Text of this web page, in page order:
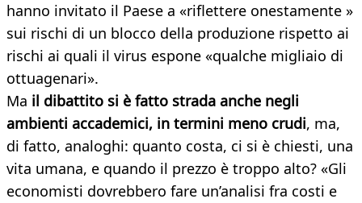
hanno invitato il Paese a «riflettere onestamente »
sui rischi di un blocco della produzione rispetto ai
rischi ai quali il virus espone «qualche migliaio di
ottuagenari».
Ma il dibattito si è fatto strada anche negli
ambienti accademici, in termini meno crudi, ma,
di fatto, analoghi: quanto costa, ci si è chiesti, una
vita umana, e quando il prezzo è troppo alto? «Gli
economisti dovrebbero fare un’analisi fra costi e